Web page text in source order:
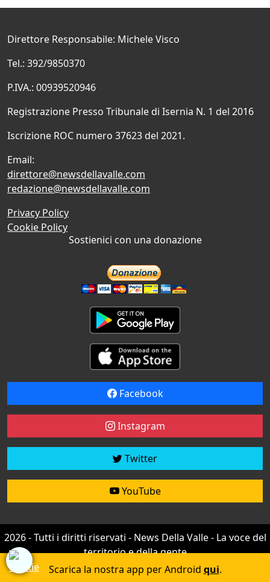
Direttore Responsabile: Michele Visco
Tel.: 392/9850370
P.IVA.: 00939520946
Registrazione Presso Tribunale di Isernia N. 1 del 2016
Iscrizione ROC numero 37623 del 2021.
Email:
direttore@newsdellavalle.com
redazione@newsdellavalle.com
Privacy Policy
Cookie Policy
Sostienici con una donazione
Facebook
Instagram
Twitter
YouTube
2026 - Tutti i diritti riservati - News Della Valle - La voce del
territorio e della gente
Credit by efree
Scarica la nostra app per Android qui.